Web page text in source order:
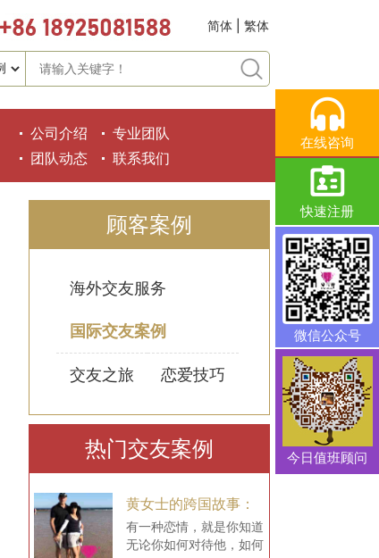
简体 繁体
公司介绍
专业团队
团队动态
联系我们
顾客案例
海外交友服务
国际交友案例
交友之旅 恋爱技巧
热门交友案例
黄女士的跨国故事：
最大的幸福便是有一
个白马王子一直默默
有一种恋情，就是你知道
无论你如何对待他，如何
在线咨询
快速注册
微信公众号
今日值班顾问